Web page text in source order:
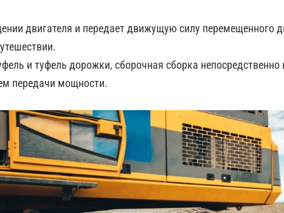
двигателя и передает движущую силу перемещенного
и туфель дорожки, сборочная сборка
передачи мощности.